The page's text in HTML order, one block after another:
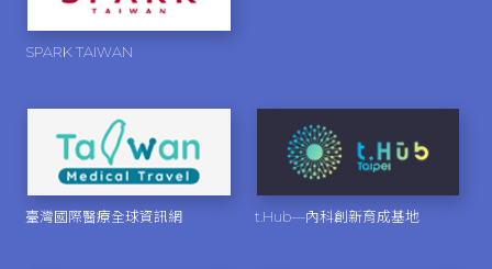
SPARK TAIWAN
臺灣國際醫療全球資訊網 t.Hub—內科創新育成基地